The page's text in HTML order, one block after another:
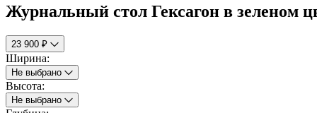
Журнальный стол Гексагон в зеленом
23 900 ₽
Ширина:
Не выбрано
Высота:
Не выбрано